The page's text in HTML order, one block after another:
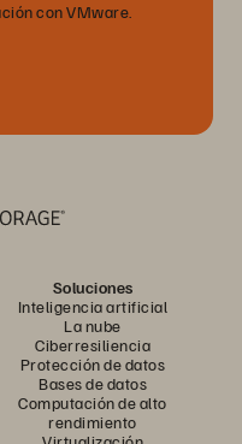
con VMware.
Soluciones
Inteligencia artificial
La nube
Ciberresiliencia
Protección de datos
Bases de datos
Computación de alto
rendimiento